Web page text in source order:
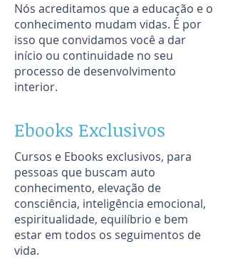
Nós acreditamos que a educação e o
conhecimento mudam vidas. É por
isso que convidamos você a dar
início ou continuidade no seu
processo de desenvolvimento
interior.
Ebooks Exclusivos
Cursos e Ebooks exclusivos, para
pessoas que buscam auto
conhecimento, elevação de
consciência, inteligência emocional,
espiritualidade, equilíbrio e bem
estar em todos os seguimentos de
vida.